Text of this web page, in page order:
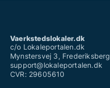
Vaerkstedslokaler.dk
c/o Lokaleportalen.dk
Mynstersvej 3, Frederiksberg
support@lokaleportalen.dk
CVR: 29605610